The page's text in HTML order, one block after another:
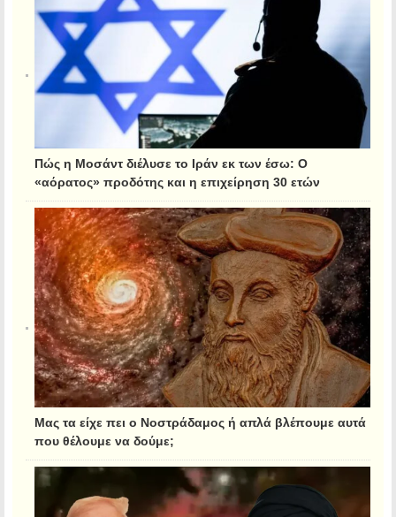
Πώς η Μοσάντ διέλυσε το Ιράν εκ των έσω: Ο
«αόρατος» προδότης και η επιχείρηση 30 ετών
Μας τα είχε πει ο Νοστράδαμος ή απλά βλέπουμε αυτά
που θέλουμε να δούμε;